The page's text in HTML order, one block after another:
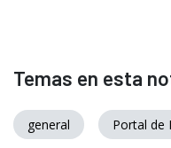
Temas en esta
general Portal de